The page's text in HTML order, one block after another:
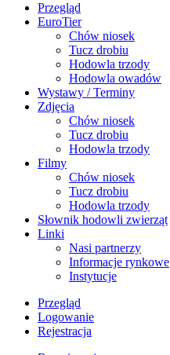
Przegląd
EuroTier
Chów niosek
Tucz drobiu
Hodowla trzody
Hodowla owadów
Wystawy / Terminy
Zdjęcia
Chów niosek
Tucz drobiu
Hodowla trzody
Filmy
Chów niosek
Tucz drobiu
Hodowla trzody
Słownik hodowli zwierząt
Linki
Nasi partnerzy
Informacje rynkowe
Instytucje
Przegląd
Logowanie
Rejestracja